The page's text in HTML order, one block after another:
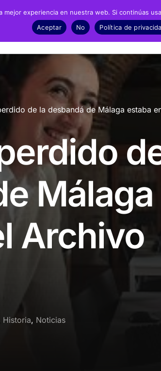
Recursos
Archivos
Biblioteca
Catálogo
Recursos Audiovisuales
Presencia en prensa
Dossieres de prensa
Fotonoticias
Noticias
de la desbandá de Málaga estaba
Málaga
Archivo
Historia, Noticias
mejor experiencia en nuestra web. Si continúas
Aceptar
No Política de